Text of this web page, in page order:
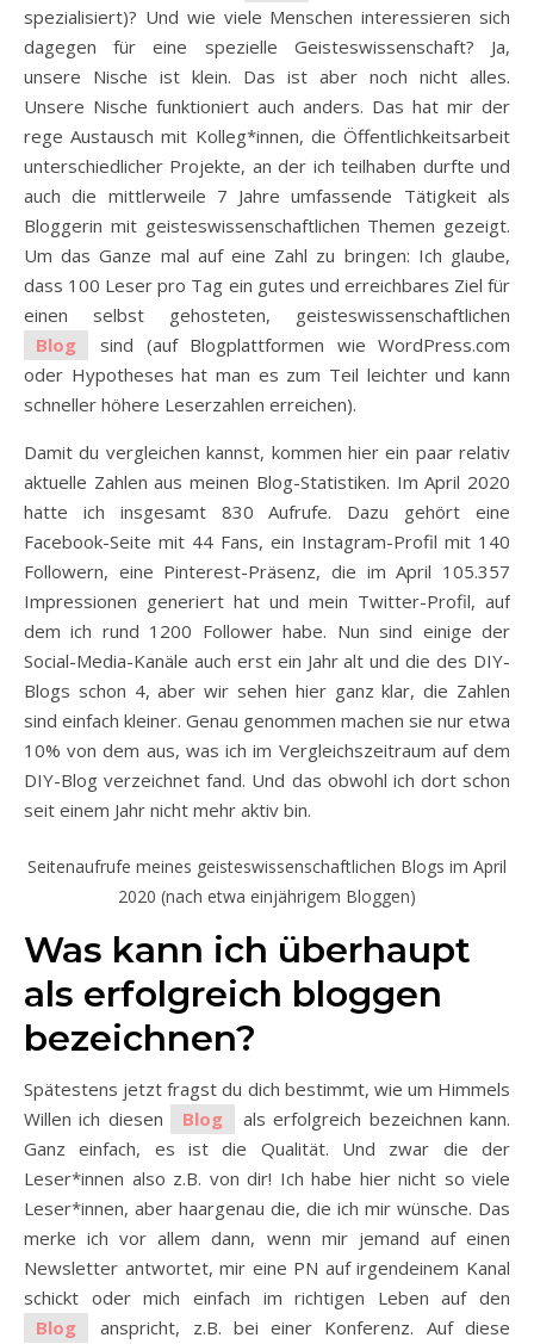
spezialisiert)? Und wie viele Menschen interessieren sich
dagegen für eine spezielle Geisteswissenschaft? Ja,
unsere Nische ist klein. Das ist aber noch nicht alles.
Unsere Nische funktioniert auch anders. Das hat mir der
rege Austausch mit Kolleg*innen, die Öffentlichkeitsarbeit
unterschiedlicher Projekte, an der ich teilhaben durfte und
auch die mittlerweile 7 Jahre umfassende Tätigkeit als
Bloggerin mit geisteswissenschaftlichen Themen gezeigt.
Um das Ganze mal auf eine Zahl zu bringen: Ich glaube,
dass 100 Leser pro Tag ein gutes und erreichbares Ziel für
einen selbst gehosteten, geisteswissenschaftlichen
Blog
sind (auf Blogplattformen wie WordPress.com
oder Hypotheses hat man es zum Teil leichter und kann
schneller höhere Leserzahlen erreichen).
Damit du vergleichen kannst, kommen hier ein paar relativ
aktuelle Zahlen aus meinen Blog-Statistiken. Im April 2020
hatte ich insgesamt 830 Aufrufe. Dazu gehört eine
Facebook-Seite mit 44 Fans, ein Instagram-Profil mit 140
Followern, eine Pinterest-Präsenz, die im April 105.357
Impressionen generiert hat und mein Twitter-Profil, auf
dem ich rund 1200 Follower habe. Nun sind einige der
Social-Media-Kanäle auch erst ein Jahr alt und die des DIY-
Blogs schon 4, aber wir sehen hier ganz klar, die Zahlen
sind einfach kleiner. Genau genommen machen sie nur etwa
10% von dem aus, was ich im Vergleichszeitraum auf dem
DIY-Blog verzeichnet fand. Und das obwohl ich dort schon
seit einem Jahr nicht mehr aktiv bin.
Seitenaufrufe meines geisteswissenschaftlichen Blogs im April
2020 (nach etwa einjährigem Bloggen)
Was kann ich überhaupt
als erfolgreich bloggen
bezeichnen?
Spätestens jetzt fragst du dich bestimmt, wie um Himmels
Willen ich diesen
Blog
als erfolgreich bezeichnen kann.
Ganz einfach, es ist die Qualität. Und zwar die der
Leser*innen also z.B. von dir! Ich habe hier nicht so viele
Leser*innen, aber haargenau die, die ich mir wünsche. Das
merke ich vor allem dann, wenn mir jemand auf einen
Newsletter antwortet, mir eine PN auf irgendeinem Kanal
schickt oder mich einfach im richtigen Leben auf den
Blog
anspricht, z.B. bei einer Konferenz. Auf diese